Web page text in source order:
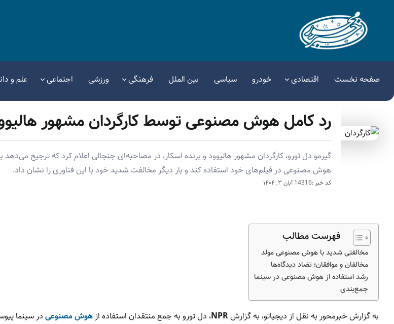
صفحه نخست اقتصادی خودرو سیاسی بین الملل فرهنگی ورزشی اجتماعی علم و
رد کامل هوش مصنوعی توسط کارگردان مشهور
گیرمو دل تورو، کارگردان مشهور هالیوود و برنده اسکار، در مصاحبه‌ای جنجالی اعلام کرد که ترجیح می‌دهد
هوش مصنوعی در فیلم‌های خود استفاده کند و بار دیگر مخالفت شدید خود با این فناوری را نشان داد.
کد خبر :14316 آبان ۳, ۱۴۰۴
فهرست مطالب
مخالفتی شدید با هوش مصنوعی مولد
مخالفان و موافقان؛ تضاد دیدگاه‌ها
رشد استفاده از هوش مصنوعی در سینما
جمع‌بندی
به گزارش خبرمحور به نقل از دیجیاتو، به گزارشNPR، دل تورو به جمع منتقدان استفاده از هوش مصنوعیدر سینما